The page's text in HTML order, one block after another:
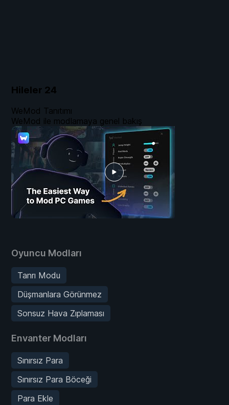
Hileler 24
Oyuncu Modları
Tanrı Modu
Düşmanlara Görünmez
Sonsuz Hava Zıplaması
Envanter Modları
Sınırsız Para
Sınırsız Para Böceği
Para Ekle
WeMod Tanıtımı
WeMod ile modlamaya genel bakış